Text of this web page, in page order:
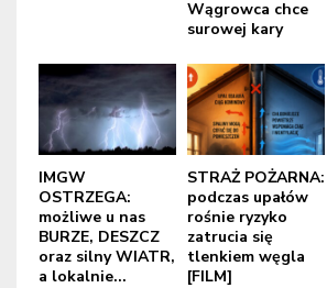
Wągrowca chce
surowej kary
IMGW
OSTRZEGA:
możliwe u nas
BURZE, DESZCZ
oraz silny WIATR,
a lokalnie...
STRAŻ POŻARNA:
podczas upałów
rośnie ryzyko
zatrucia się
tlenkiem węgla
[FILM]